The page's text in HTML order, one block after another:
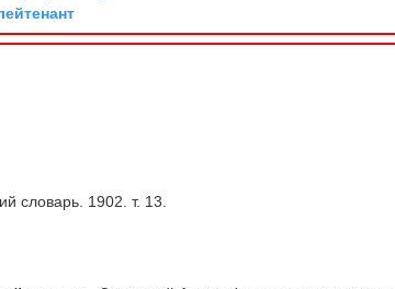
словарь. 1902. т. 13.